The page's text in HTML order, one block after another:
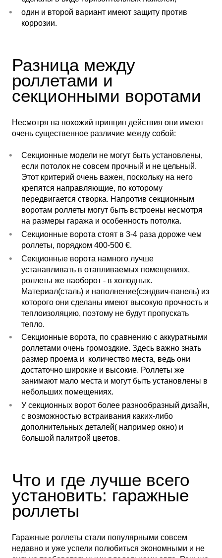
один и второй вариант имеют защиту против
коррозии.
Разница между
роллетами и
секционными воротами
Несмотря на похожий принцип действия они имеют
очень существенное различие между собой:
Секционные модели не могут быть установлены,
если потолок не совсем прочный и не цельный.
Этот критерий очень важен, поскольку на него
крепятся направляющие, по которому
передвигается створка. Напротив секционным
воротам роллеты могут быть встроены несмотря
на размеры гаража и особенность потолка.
Секционные ворота стоят в 3-4 раза дороже чем
роллеты, порядком 400-500 €.
Секционные ворота намного лучше
устанавливать в отапливаемых помещениях,
роллеты же наоборот - в холодных.
Материал(сталь) и наполнение(сэндвич-панель) из
которого они сделаны имеют высокую прочность и
теплоизоляцию, поэтому не будут пропускать
тепло.
Секционные ворота, по сравнению с аккуратными
роллетами очень громоздкие. Здесь важно знать
размер проема и количество места, ведь они
достаточно широкие и высокие. Роллеты же
занимают мало места и могут быть установлены в
небольших помещениях.
У секционных ворот более разнообразный дизайн,
с возможностью встраивания каких-либо
дополнительных деталей( например окно) и
большой палитрой цветов.
Что и где лучше всего
установить: гаражные
роллеты
Гаражные роллеты стали популярными совсем
недавно и уже успели полюбиться экономными и не